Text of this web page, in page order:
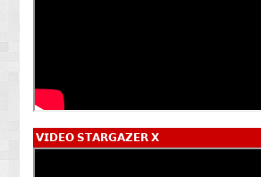
𝗩𝗜𝗗𝗘𝗢 𝗦𝗧𝗔𝗥𝗚𝗔𝗭𝗘𝗥 𝗫